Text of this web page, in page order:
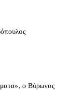
ο Βύρωνας